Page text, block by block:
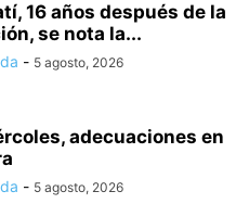
16 años después de la
se nota la...
- 5 agosto, 2026
adecuaciones en
- 5 agosto, 2026